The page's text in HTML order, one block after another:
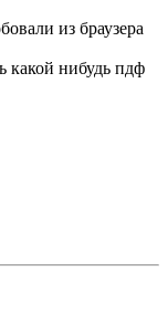
из браузера
какой нибудь пдф